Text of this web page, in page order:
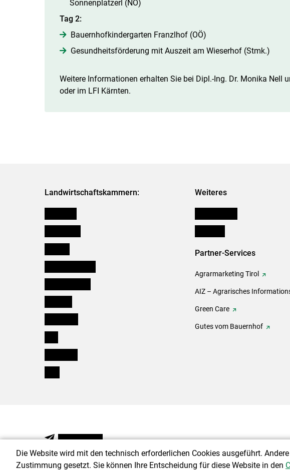
Sonnenplatzerl (NÖ)
Tag 2:
Bauernhofkindergarten Franzlhof (OÖ)
Gesundheitsförderung mit Auszeit am Wieserhof (Stmk.)
Weitere Informationen erhalten Sie bei Dipl.-Ing. Dr. Monika Nell
oder im LFI Kärnten.
Landwirtschaftskammern: Weiteres
Partner-Services
Agrarmarketing Tirol
AIZ – Agrarisches
Green Care
Gutes vom Bauernhof
NEWSLETTER
Die Website wird mit den technisch erforderlichen Cookies ausgeführt.
Zustimmung gesetzt. Sie können Ihre Entscheidung für diese Website in den